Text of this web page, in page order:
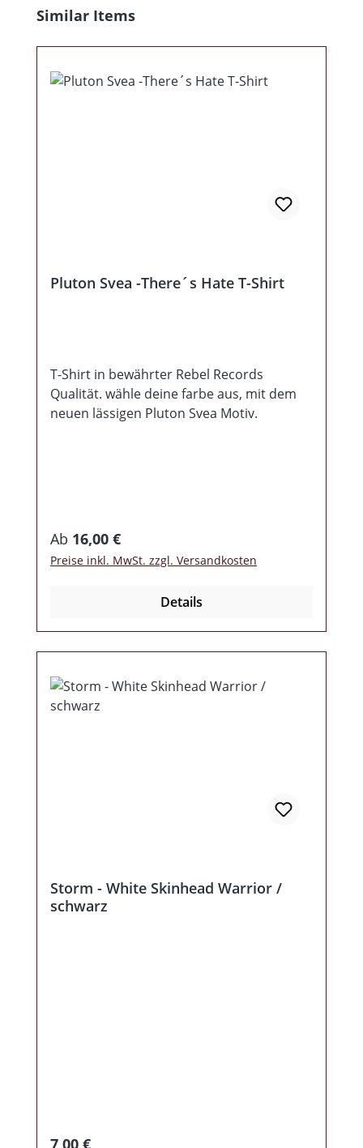
Produktgalerie überspringen
Similar Items
Pluton Svea -There´s Hate T-Shirt
T-Shirt in bewährter Rebel Records
Qualität. wähle deine farbe aus, mit dem
neuen lässigen Pluton Svea Motiv.
Regulärer Preis:
Ab 16,00 €
Preise inkl. MwSt. zzgl. Versandkosten
Details
Storm - White Skinhead Warrior /
schwarz
Regulärer Preis: